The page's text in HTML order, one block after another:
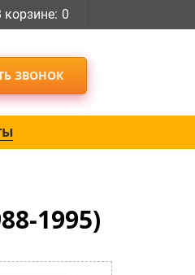
корзине: 0
ЗВОНОК
1995)